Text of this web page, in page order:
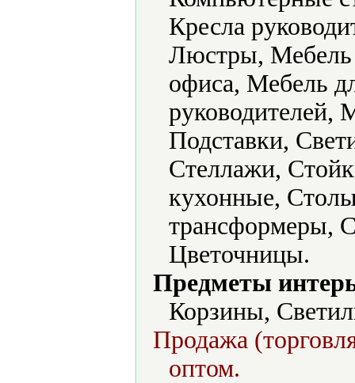
Кресла
Люстры, Мебель
офиса, Мебель
руководителей,
Подставки,
Стеллажи,
кухонные,
трансформеры,
Цветочницы.
Предметы
Корзины,
Продажа
оптом.